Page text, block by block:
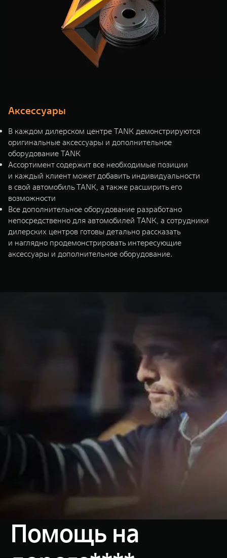
Аксессуары
В каждом дилерском центре TANK демонстрируются
оригинальные аксессуары и дополнительное
оборудование TANK
Ассортимент содержит все необходимые позиции
и каждый клиент может добавить индивидуальности
в свой автомобиль TANK, а также расширить его
возможности
Все дополнительное оборудование разработано
непосредственно для автомобилей TANK, а сотрудники
дилерских центров готовы детально рассказать
и наглядно продемонстрировать интересующие
аксессуары и дополнительное оборудование.
Помощь на